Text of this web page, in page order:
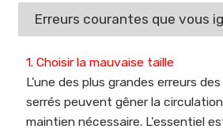
Erreurs courantes que vous
1. Choisir la mauvaise taille
L'une des plus grandes erreurs
serrés peuvent gêner la
maintien nécessaire. L'essentiel